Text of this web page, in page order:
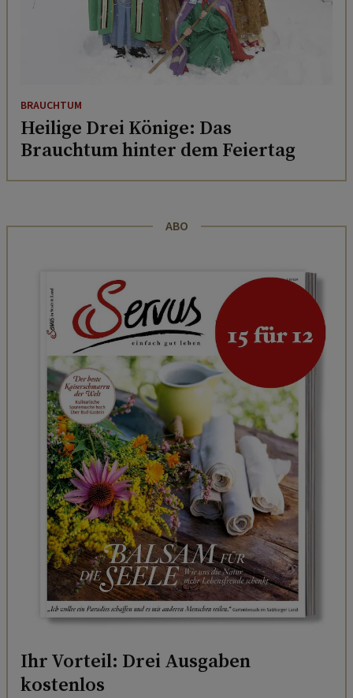
BRAUCHTUM
Heilige Drei Könige: Das
Brauchtum hinter dem Feiertag
ABO
Ihr Vorteil: Drei Ausgaben
kostenlos